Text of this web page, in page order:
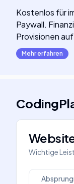
Kostenlos für
Paywall.
Provisionen
Mehr erfahren
Wichtige